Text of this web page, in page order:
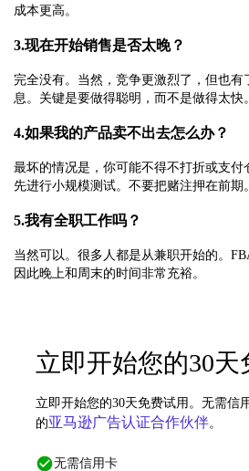
成本更高。
3.现在开始销售是否太晚？
完全没有。当然，竞争更激烈了，但也
息。关键是要做得聪明，而不是做得太快。
4.如果我的产品卖不出去怎么办？
最坏的情况是，你可能不得不打折或支付
先进行小规模测试。不要把赌注押在前期。
5.我有全职工作吗？
当然可以。很多人都是从兼职开始的。
因此晚上和周末的时间非常充裕。
立即开始您的30天
立即开始您的30天免费试用。无需信
的亚马逊广告认证合作伙伴。
无需信用卡